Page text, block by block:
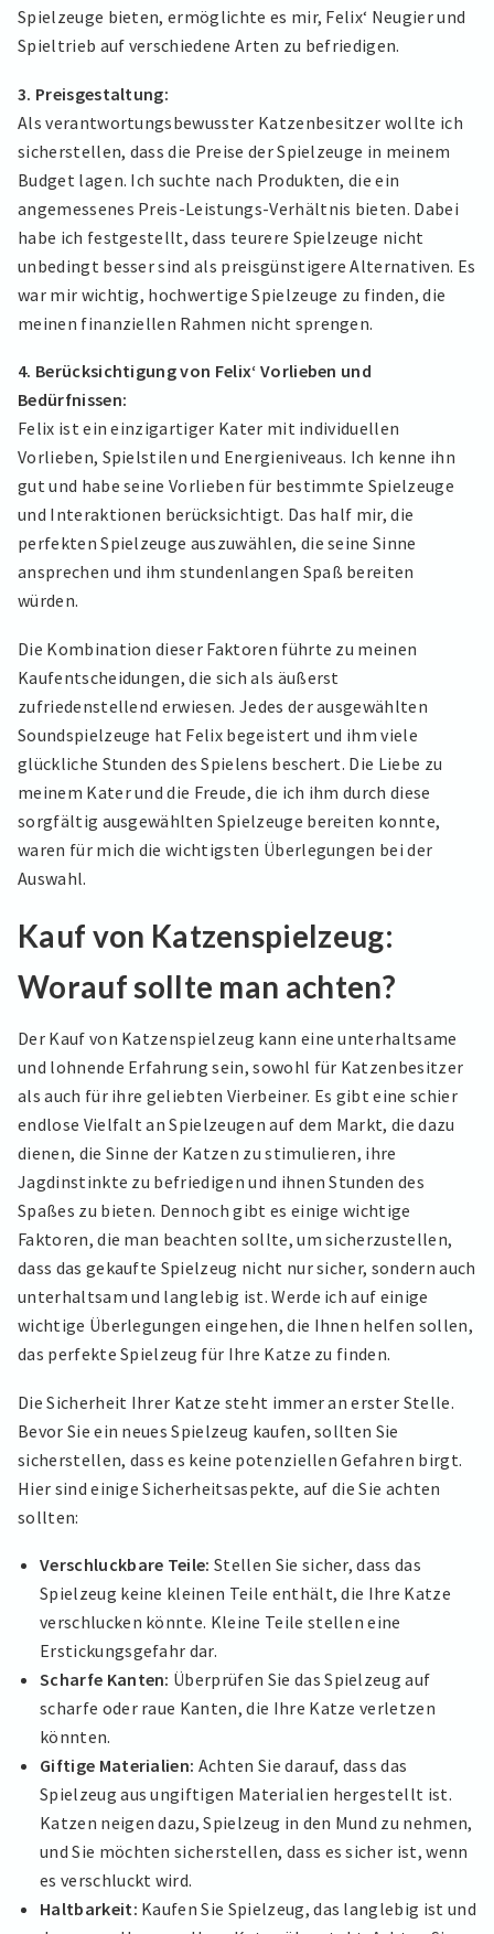
Spielzeuge bieten, ermöglichte es mir, Felix‘ Neugier und
Spieltrieb auf verschiedene Arten zu befriedigen.
3. Preisgestaltung:
Als verantwortungsbewusster Katzenbesitzer wollte ich
sicherstellen, dass die Preise der Spielzeuge in meinem
Budget lagen. Ich suchte nach Produkten, die ein
angemessenes Preis-Leistungs-Verhältnis bieten. Dabei
habe ich festgestellt, dass teurere Spielzeuge nicht
unbedingt besser sind als preisgünstigere Alternativen. Es
war mir wichtig, hochwertige Spielzeuge zu finden, die
meinen finanziellen Rahmen nicht sprengen.
4. Berücksichtigung von Felix‘ Vorlieben und
Bedürfnissen:
Felix ist ein einzigartiger Kater mit individuellen
Vorlieben, Spielstilen und Energieniveaus. Ich kenne ihn
gut und habe seine Vorlieben für bestimmte Spielzeuge
und Interaktionen berücksichtigt. Das half mir, die
perfekten Spielzeuge auszuwählen, die seine Sinne
ansprechen und ihm stundenlangen Spaß bereiten
würden.
Die Kombination dieser Faktoren führte zu meinen
Kaufentscheidungen, die sich als äußerst
zufriedenstellend erwiesen. Jedes der ausgewählten
Soundspielzeuge hat Felix begeistert und ihm viele
glückliche Stunden des Spielens beschert. Die Liebe zu
meinem Kater und die Freude, die ich ihm durch diese
sorgfältig ausgewählten Spielzeuge bereiten konnte,
waren für mich die wichtigsten Überlegungen bei der
Auswahl.
Kauf von Katzenspielzeug:
Worauf sollte man achten?
Der Kauf von Katzenspielzeug kann eine unterhaltsame
und lohnende Erfahrung sein, sowohl für Katzenbesitzer
als auch für ihre geliebten Vierbeiner. Es gibt eine schier
endlose Vielfalt an Spielzeugen auf dem Markt, die dazu
dienen, die Sinne der Katzen zu stimulieren, ihre
Jagdinstinkte zu befriedigen und ihnen Stunden des
Spaßes zu bieten. Dennoch gibt es einige wichtige
Faktoren, die man beachten sollte, um sicherzustellen,
dass das gekaufte Spielzeug nicht nur sicher, sondern auch
unterhaltsam und langlebig ist. Werde ich auf einige
wichtige Überlegungen eingehen, die Ihnen helfen sollen,
das perfekte Spielzeug für Ihre Katze zu finden.
Die Sicherheit Ihrer Katze steht immer an erster Stelle.
Bevor Sie ein neues Spielzeug kaufen, sollten Sie
sicherstellen, dass es keine potenziellen Gefahren birgt.
Hier sind einige Sicherheitsaspekte, auf die Sie achten
sollten:
Verschluckbare Teile: Stellen Sie sicher, dass das
Spielzeug keine kleinen Teile enthält, die Ihre Katze
verschlucken könnte. Kleine Teile stellen eine
Erstickungsgefahr dar.
Scharfe Kanten: Überprüfen Sie das Spielzeug auf
scharfe oder raue Kanten, die Ihre Katze verletzen
könnten.
Giftige Materialien: Achten Sie darauf, dass das
Spielzeug aus ungiftigen Materialien hergestellt ist.
Katzen neigen dazu, Spielzeug in den Mund zu nehmen,
und Sie möchten sicherstellen, dass es sicher ist, wenn
es verschluckt wird.
Haltbarkeit: Kaufen Sie Spielzeug, das langlebig ist und